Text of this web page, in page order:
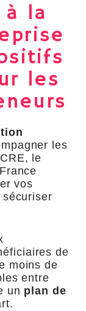
à la
les
les
le
vos
de
moins de
entre
un plan de